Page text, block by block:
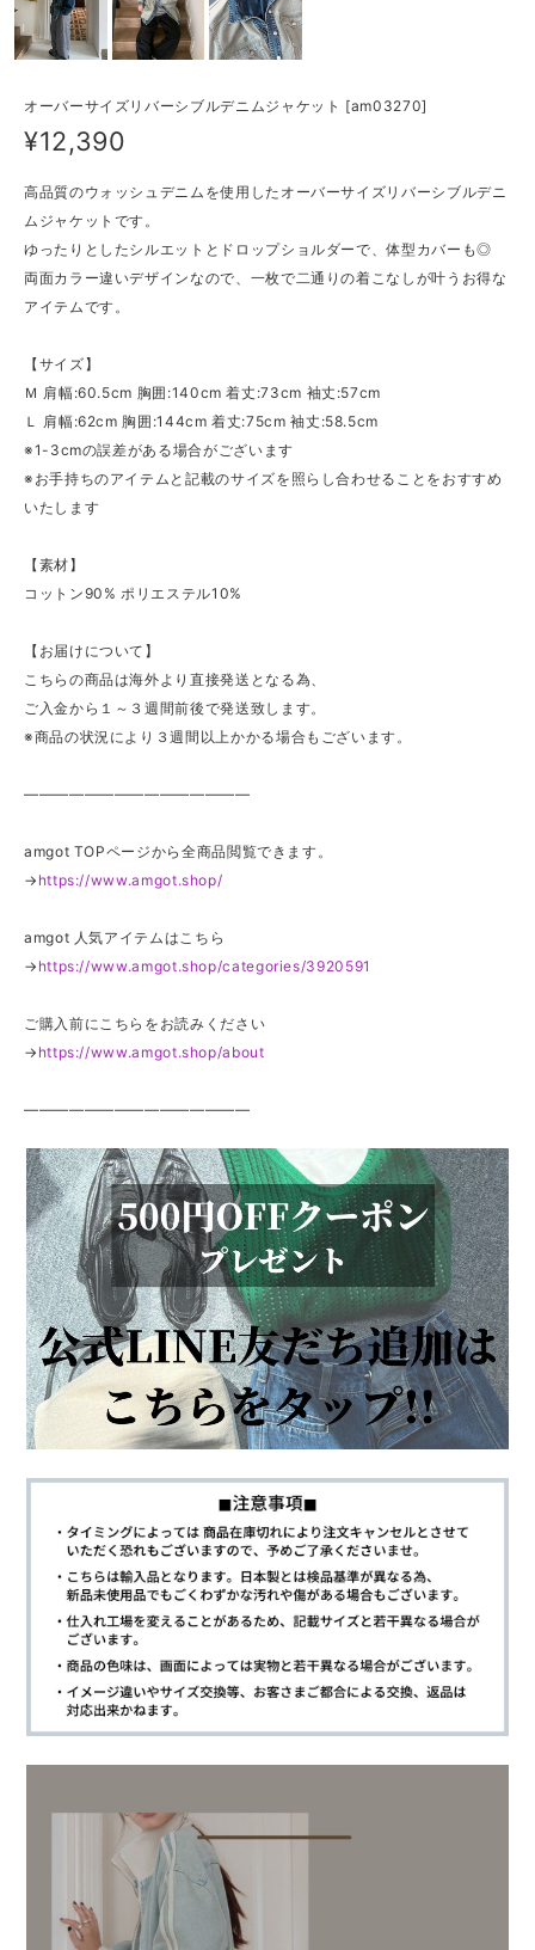
オーバーサイズリバーシブルデニムジャケット [am03270]
¥12,390
高品質のウォッシュデニムを使用したオーバーサイズリバーシブルデニ
ムジャケットです。
ゆったりとしたシルエットとドロップショルダーで、体型カバーも◎
両面カラー違いデザインなので、一枚で二通りの着こなしが叶うお得な
アイテムです。
【サイズ】
Ｍ 肩幅:60.5cm 胸囲:140cm 着丈:73cm 袖丈:57cm
Ｌ 肩幅:62cm 胸囲:144cm 着丈:75cm 袖丈:58.5cm
※1-3cmの誤差がある場合がございます
※お手持ちのアイテムと記載のサイズを照らし合わせることをおすすめ
いたします
【素材】
コットン90% ポリエステル10%
【お届けについて】
こちらの商品は海外より直接発送となる為、
ご入金から１～３週間前後で発送致します。
※商品の状況により３週間以上かかる場合もございます。
———————————————
amgot TOPページから全商品閲覧できます。
→ https://www.amgot.shop/
amgot 人気アイテムはこちら
→ https://www.amgot.shop/categories/3920591
ご購入前にこちらをお読みください
→ https://www.amgot.shop/about
———————————————